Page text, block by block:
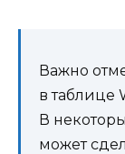
Важно
в таблице
В
может